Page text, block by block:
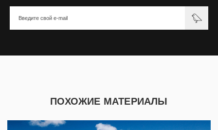
ПОХОЖИЕ МАТЕРИАЛЫ